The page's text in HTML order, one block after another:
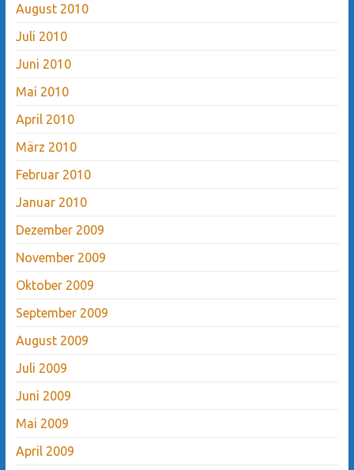
August 2010
Juli 2010
Juni 2010
Mai 2010
April 2010
März 2010
Februar 2010
Januar 2010
Dezember 2009
November 2009
Oktober 2009
September 2009
August 2009
Juli 2009
Juni 2009
Mai 2009
April 2009